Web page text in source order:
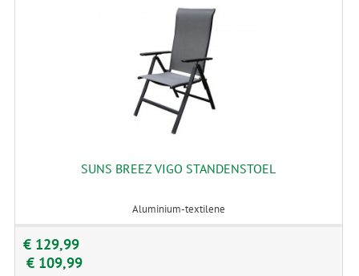
SUNS BREEZ VIGO STANDENSTOEL
Aluminium-textilene
€ 129,99
€ 109,99